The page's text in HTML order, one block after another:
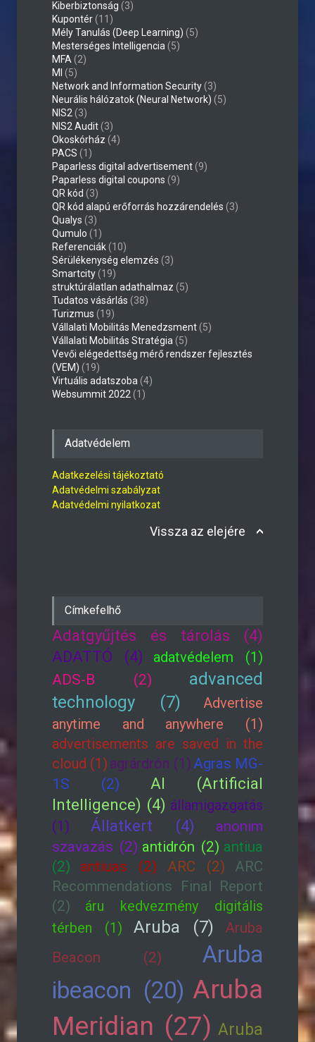
Kiberbiztonság (3)
Kupontér(11)
Mély Tanulás (Deep Learning) (5)
Mesterséges Intelligencia (5)
MFA (2)
MI (5)
Network and Information Security(3)
Neurális hálózatok (Neural Network) (5)
NIS2 (3)
NIS2 Audit(3)
Okoskórház (4)
PACS (1)
Paparless digital advertisement(9)
Paparless digital coupons (9)
QR kód (3)
QR kód alapú erőforrás hozzárendelés (3)
Qualys (3)
Qumulo (1)
Referenciák(10)
Sérülékenység elemzés (3)
Smartcity(19)
struktúrálatlan adathalmaz (5)
Tudatos vásárlás (38)
Turizmus (19)
Vállalati Mobilitás Menedzsment(5)
Vállalati Mobilitás Stratégia (5)
Vevői elégedettség mérő rendszer fejlesztés
(VEM) (19)
Virtuális adatszoba (4)
Websummit 2022 (1)
Adatvédelem
Adatkezelési tájékoztató
Adatvédelmi szabályzat
Adatvédelmi nyilatkozat
Vissza az elejére
Címkefelhő
Adatgyűjtés és tárolás (4)
ADATTÓ (4)
adatvédelem (1)
ADS-B (2)
advanced
technology (7)
Advertise
anytime and anywhere (1)
advertisements are saved in the
cloud (1) agrárdrón (1)Agras MG-
1S (2)
AI (Artificial
Intelligence) (4) államigazgatás
(1)
Állatkert (4)
anonim
szavazás (2) antidrón (2) antiua
(2)
antiuas (2) ARC (2)
ARC
Recommendations Final Report
(2)
áru kedvezmény digitális
térben (1)
Aruba (7)
Aruba
Beacon (2)
Aruba
ibeacon (20) Aruba
Meridian (27) Aruba